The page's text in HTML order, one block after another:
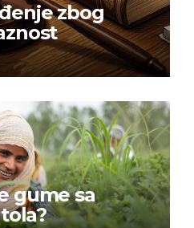
zbog
gume sa